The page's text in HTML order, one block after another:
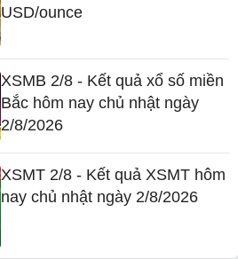
USD/ounce
XSMB 2/8 - Kết quả xổ số miền
Bắc hôm nay chủ nhật ngày
2/8/2026
XSMT 2/8 - Kết quả XSMT hôm
nay chủ nhật ngày 2/8/2026